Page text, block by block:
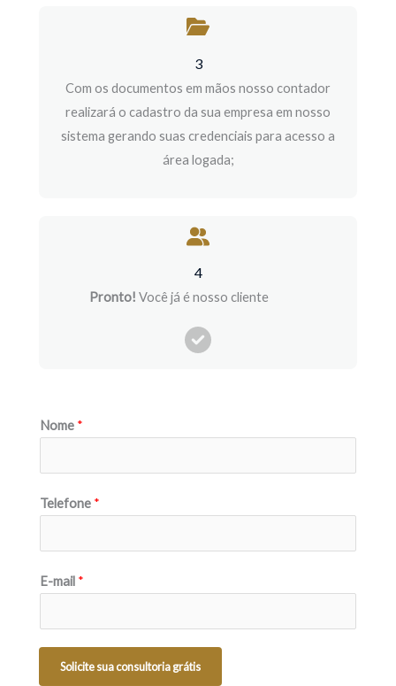
3
Com os documentos em mãos nosso contador
realizará o cadastro da sua empresa em nosso
sistema gerando suas credenciais para acesso a
área logada;
4
Pronto! Você já é nosso cliente
Nome *
Telefone *
E-mail *
Solicite sua consultoria grátis